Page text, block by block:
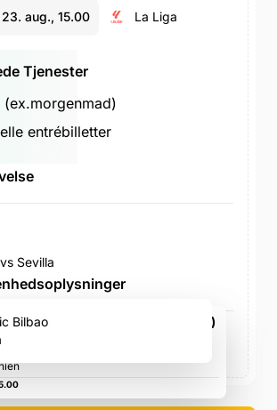
aug., 15.00 La Liga
Tjenester
(ex.morgenmad)
entrébilletter
Sevilla
(Athletic Bilbao's fodboldstadion)
Pitxitxi s/n, 48013 Bilbo, Bizkaia,
Moreno Pitxitxi s/n, 48013 Bilbo,
Bilbao